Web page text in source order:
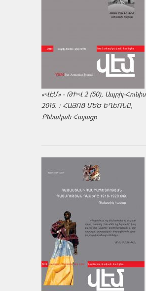
«ՎԷՄ» - ԹԻՎ 2 (50), Ապրիլ-Հունիս
2015. : ՀԱՅՈՑ ՄԵԾ ԵՂԵՌՆԸ,
Քննական Հայացք